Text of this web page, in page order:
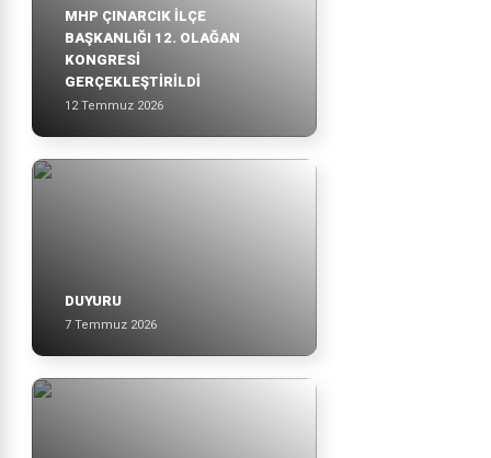
MHP ÇINARCIK İLÇE
BAŞKANLIĞI 12. OLAĞAN
KONGRESİ
GERÇEKLEŞTİRİLDİ
12 Temmuz 2026
DUYURU
7 Temmuz 2026